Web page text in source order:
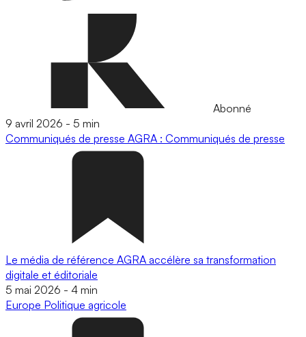
Abonné
9 avril 2026 - 5 min
Communiqués de presse AGRA : Communiqués de presse
Le média de référence AGRA accélère sa transformation
digitale et éditoriale
5 mai 2026 - 4 min
Europe Politique agricole